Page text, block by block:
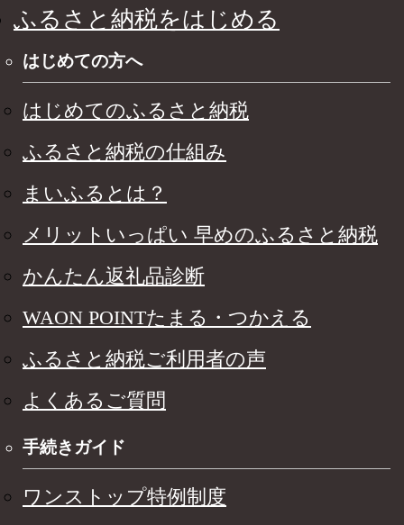
ふるさと納税をはじめる
はじめての方へ
はじめてのふるさと納税
ふるさと納税の仕組み
まいふるとは？
メリットいっぱい 早めのふるさと納税
かんたん返礼品診断
WAON POINTたまる・つかえる
ふるさと納税ご利用者の声
よくあるご質問
手続きガイド
ワンストップ特例制度